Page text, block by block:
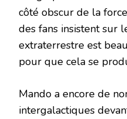
côté obscur de la
des fans insistent sur
extraterrestre est
pour que cela se
Mando a encore de
intergalactiques